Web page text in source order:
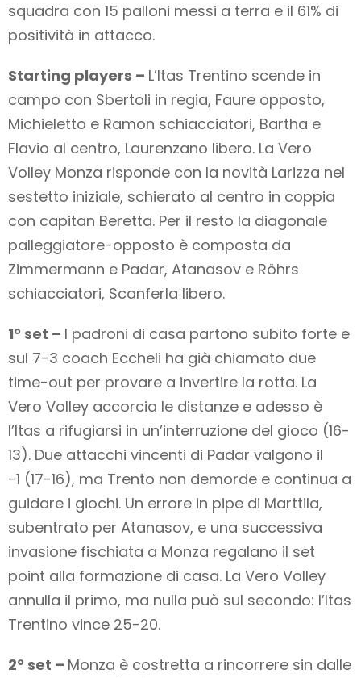
squadra con 15 palloni messi a terra e il 61% di
positività in attacco.
Starting players – L’Itas Trentino scende in
campo con Sbertoli in regia, Faure opposto,
Michieletto e Ramon schiacciatori, Bartha e
Flavio al centro, Laurenzano libero. La Vero
Volley Monza risponde con la novità Larizza nel
sestetto iniziale, schierato al centro in coppia
con capitan Beretta. Per il resto la diagonale
palleggiatore-opposto è composta da
Zimmermann e Padar, Atanasov e Röhrs
schiacciatori, Scanferla libero.
1° set – I padroni di casa partono subito forte e
sul 7-3 coach Eccheli ha già chiamato due
time-out per provare a invertire la rotta. La
Vero Volley accorcia le distanze e adesso è
l’Itas a rifugiarsi in un’interruzione del gioco (16-
13). Due attacchi vincenti di Padar valgono il
-1 (17-16), ma Trento non demorde e continua a
guidare i giochi. Un errore in pipe di Marttila,
subentrato per Atanasov, e una successiva
invasione fischiata a Monza regalano il set
point alla formazione di casa. La Vero Volley
annulla il primo, ma nulla può sul secondo: l’Itas
Trentino vince 25-20.
2° set – Monza è costretta a rincorrere sin dalle